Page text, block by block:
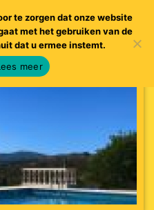
te zorgen dat onze website
met het gebruiken van de
dat u ermee instemt.
meer